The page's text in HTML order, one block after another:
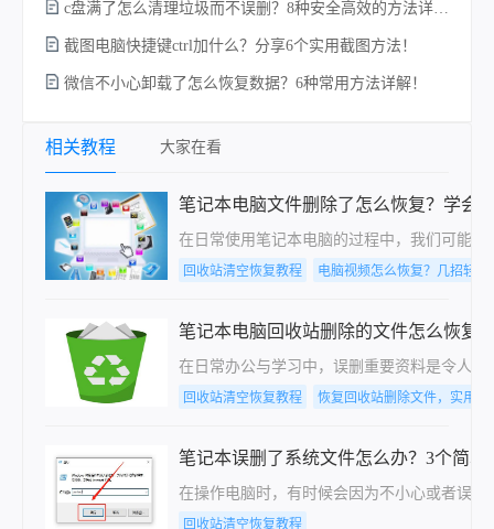
截图电脑快捷键ctrl加什么？分享6个实用截图方法！
微信不小心卸载了怎么恢复数据？6种常用方法详解！
相关教程 大家在看
笔记本电脑文件删除了怎么恢复？学会
在日常使用笔记本电脑的过程中，我们可能
回收站清空恢复教程 电脑视频怎么恢复？几招轻松
笔记本电脑回收站删除的文件怎么恢复
在日常办公与学习中，误删重要资料是令人
回收站清空恢复教程 恢复回收站删除文件，实用方
笔记本误删了系统文件怎么办？3个简
在操作电脑时，有时候会因为不小心或者误
回收站清空恢复教程